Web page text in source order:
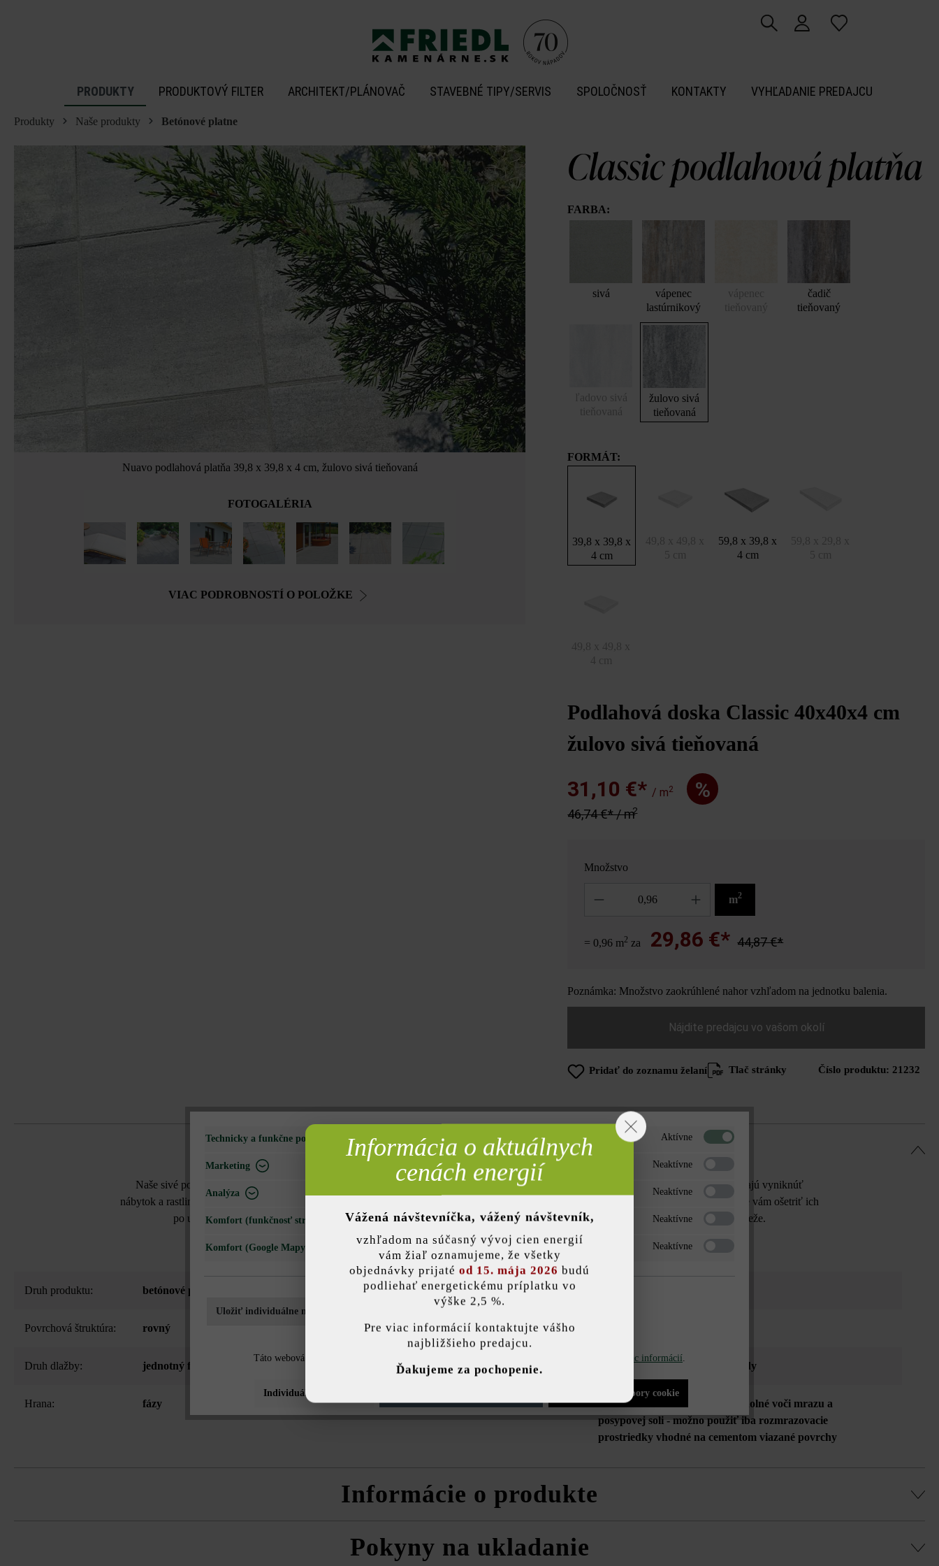
PRODUKTY PRODUKTOVÝ FILTER ARCHITEKT/PLÁNOVAČ STAVEBNÉ TIPY/SERVIS SPOLOČNOSŤ KONTAKTY VYHĽADANIE PREDAJCU
Produkty Naše produkty Betónové platne
Nuavo podlahová platňa 39,8 x 39,8 x 4 cm, žulovo sivá tieňovaná
FOTOGALÉRIA
VIAC PODROBNOSTÍ O POLOŽKE
Classic podlahová platňa
FARBA:
sivá
vápenec
lastúrnikový
čadič
tieňovaný
žulovo sivá
tieňovaná
FORMÁT:
39,8 x 39,8 x
4 cm
59,8 x 39,8 x
4 cm
Podlahová doska Classic 40x40x4 cm
žulovo sivá tieňovaná
31,10 €* / m2 %
46,74 €* / m2
Množstvo
m2
= 0,96 m2 za 29,86 €* 44,87 €*
Poznámka: Množstvo zaokrúhlené nahor vzhľadom na jednotku balenia.
Nájdite predajcu vo vašom okolí
Pridať do zoznamu želaní Tlač stránky Číslo produktu: 21232
Opis produktu
Naše sivé podlahové platne Classic sa dokonale hodia na vydláždenie veľkých iba pochôdznych plôch. Opticky pôsobia zdržanlivo a nechajú vyniknúť
nábytok a rastliny. Podlahové platne Classic však ponúkame aj v tieňovaných farbách. Ak si chcete čistenie platní Classic uľahčiť, odporúčame vám ošetriť ich
po uložení našou impregnáciou Duoprotect DP30. Vďaka impregnácii sa nečistoty neusadzujú tak ľahko a farby zostanú dlhšie svieže.
Druh produktu: betónové platne Farba:
Povrchová štruktúra: rovný Zaťažiteľnosť:
Druh dlažby: jednotný formát Účel použitia: chodníky, terasa a balkón , vjazdy
Hrana: fázy Kritériá kvality: zvýšená odolnosť voči oderu
, odolné voči mrazu a
posypovej soli - možno použiť iba rozmrazovacie
prostriedky vhodné na cementom viazané povrchy
Informácie o produkte
Stabilizačné dištančné prvky proti poškodeniam pri preprave na dvoch stranách
Pokyny na ukladanie
Technicky a funkčne potrebné Aktívne
Marketing Neaktívne
Analýza Neaktívne
Komfort (funkčnosť stránky) Neaktívne
Komfort (Google Mapy) Neaktívne
Uložiť individuálne nastavenie
Táto webová stránka používa súbory cookie, aby vám ponúkla najlepšiu možnú funkčnosť... Viac informácií.
Individuálne nastavenia Povoliť všetky súbory cookie
Informácia o aktuálnych
cenách energií
Vážená návštevníčka, vážený návštevník,
vzhľadom na súčasný vývoj cien energií
vám žiaľ oznamujeme, že všetky
objednávky prijaté od 15. mája 2026 budú
podliehať energetickému príplatku vo
výške 2,5 %.
Pre viac informácií kontaktujte vášho
najbližšieho predajcu.
Ďakujeme za pochopenie.